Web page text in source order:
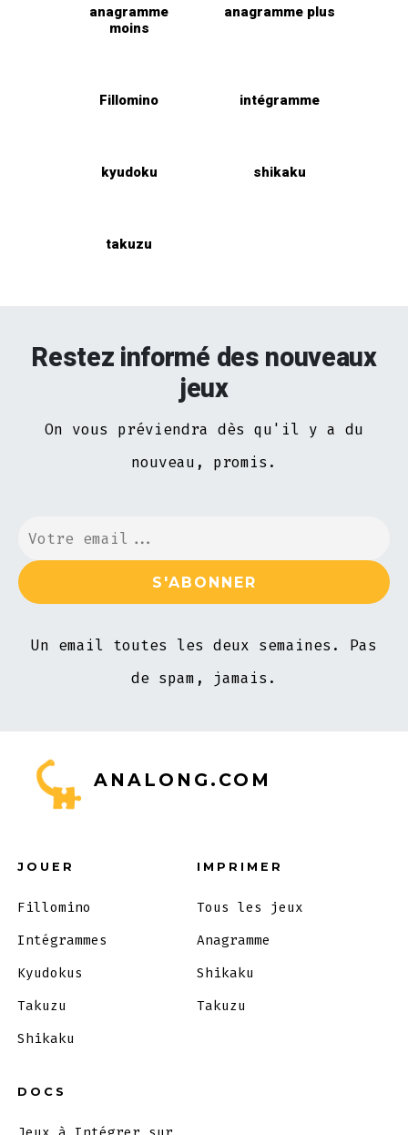
anagramme
moins
anagramme plus
Fillomino intégramme
kyudoku shikaku
takuzu
Restez informé des nouveaux
jeux
On vous préviendra dès qu'il y a du
nouveau, promis.
Un email toutes les deux semaines. Pas
de spam, jamais.
ANALONG.COM
JOUER
Fillomino
Intégrammes
Kyudokus
Takuzu
Shikaku
IMPRIMER
Tous les jeux
Anagramme
Shikaku
Takuzu
DOCS